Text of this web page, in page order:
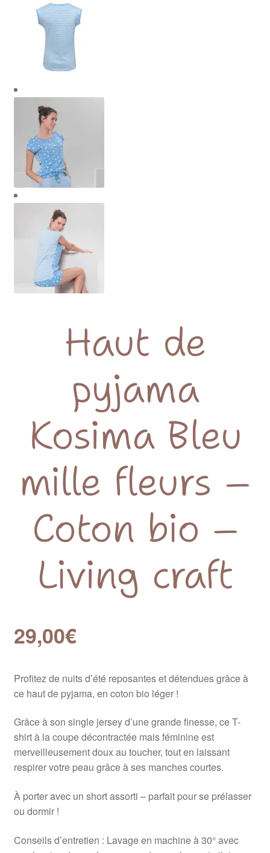
Haut de
pyjama
Kosima Bleu
mille fleurs –
Coton bio –
Living craft
29,00€
Profitez de nuits d’été reposantes et détendues grâce à
ce haut de pyjama, en coton bio léger !
Grâce à son single jersey d’une grande finesse, ce T-
shirt à la coupe décontractée mais féminine est
merveilleusement doux au toucher, tout en laissant
respirer votre peau grâce à ses manches courtes.
À porter avec un short assorti – parfait pour se prélasser
ou dormir !
Conseils d’entretien : Lavage en machine à 30° avec